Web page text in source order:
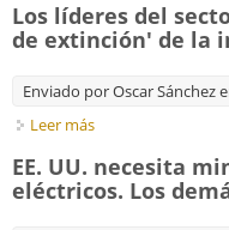
Los líderes del
de extinción' de la
Enviado porOscar Sánchez
Leer más
EE. UU. necesita
eléctricos. Los